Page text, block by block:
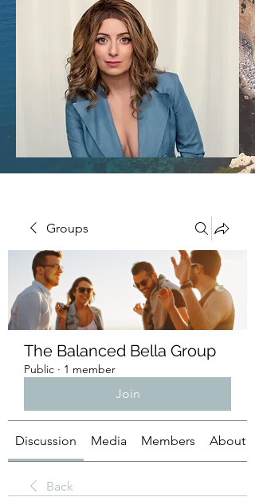
Groups
The Balanced Bella Group
Public · 1 member
Join
Discussion Media Members About
Back